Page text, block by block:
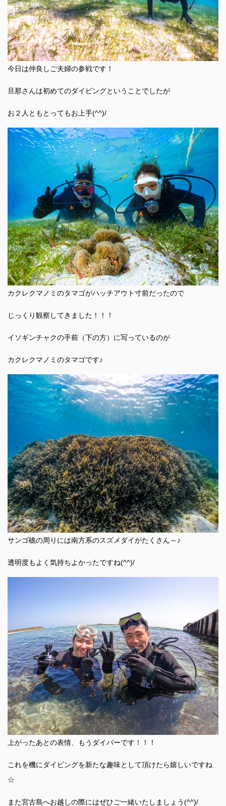
今日は仲良しご夫婦の参戦です！
旦那さんは初めてのダイビングということでしたが
お２人ともとってもお上手(^^)/
カクレクマノミのタマゴがハッチアウト寸前だったので
じっくり観察してきました！！！
イソギンチャクの手前（下の方）に写っているのが
カクレクマノミのタマゴです♪
サンゴ礁の周りには南方系のスズメダイがたくさん～♪
透明度もよく気持ちよかったですね(^^)/
上がったあとの表情、もうダイバーです！！！
これを機にダイビングを新たな趣味として頂けたら嬉しいですね
☆
また宮古島へお越しの際にはぜひご一緒いたしましょう(^^)/